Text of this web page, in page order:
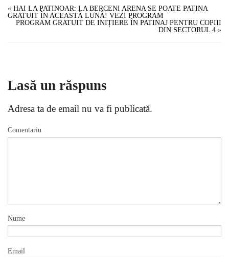
« HAI LA PATINOAR: LA BERCENI ARENA SE POATE PATINA
GRATUIT ÎN ACEASTĂ LUNĂ! VEZI PROGRAM
PROGRAM GRATUIT DE INIȚIERE ÎN PATINAJ PENTRU COPIII
DIN SECTORUL 4 »
Lasă un răspuns
Adresa ta de email nu va fi publicată.
Comentariu
Nume
Email